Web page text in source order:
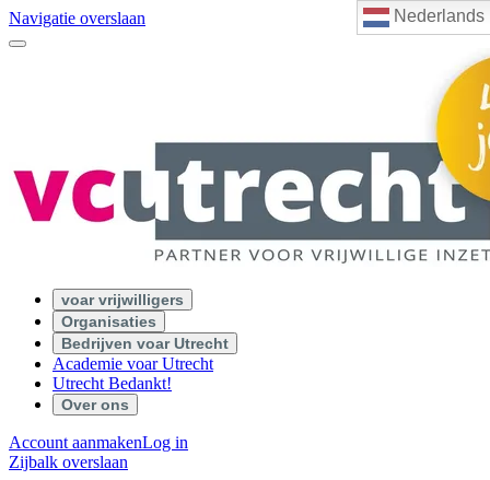
Nederlands
Navigatie overslaan
voar vrijwilligers
Organisaties
Bedrijven voar Utrecht
Academie voar Utrecht
Utrecht Bedankt!
Over ons
Account aanmakenLog in
Zijbalk overslaan